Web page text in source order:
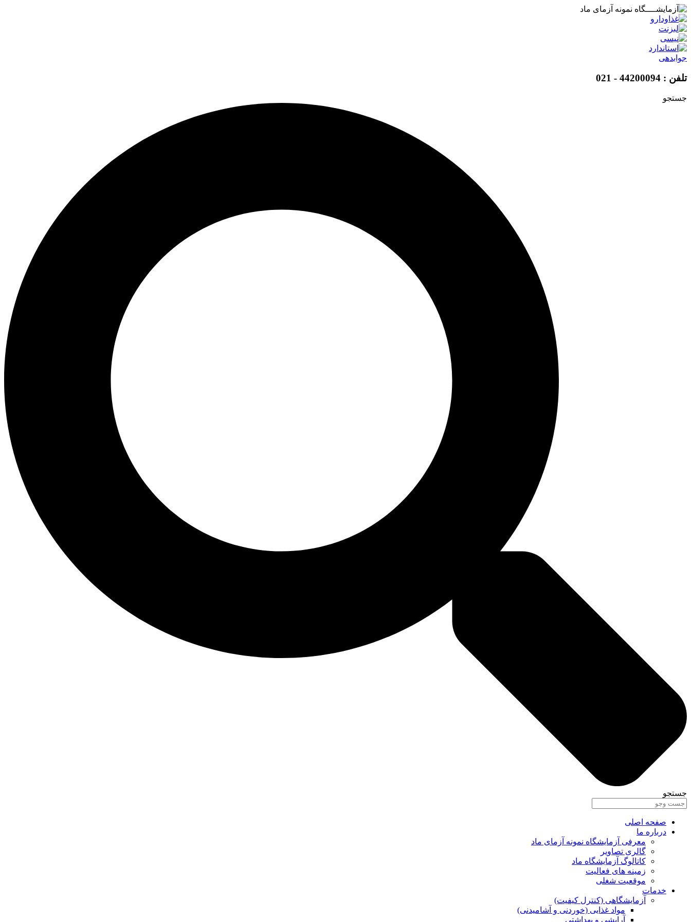
پرش
به
محتوا
جوابدهی
تلفن : 44200094 - 021
جستجو
جستجو
صفحه اصلی
درباره ما
معرفی آزمایشگاه نمونه آزمای ماد
گالری تصاویر
کاتالوگ آزمایشگاه ماد
زمینه های فعالیت
موقعیت شغلی
خدمات
آزمایشگاهی (کنترل کیفیت)
مواد غذایی (خوردنی و آشامیدنی)
آرایشی و بهداشتی